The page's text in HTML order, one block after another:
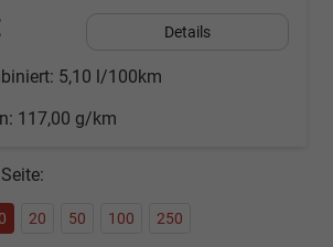
Details
5,10 l/100km
117,00 g/km
20 50 100 250